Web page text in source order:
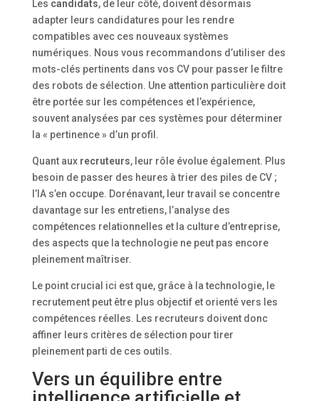
Les candidats, de leur côté, doivent désormais
adapter leurs candidatures pour les rendre
compatibles avec ces nouveaux systèmes
numériques. Nous vous recommandons d’utiliser des
mots-clés pertinents dans vos CV pour passer le filtre
des robots de sélection. Une attention particulière doit
être portée sur les compétences et l’expérience,
souvent analysées par ces systèmes pour déterminer
la « pertinence » d’un profil.
Quant aux recruteurs, leur rôle évolue également. Plus
besoin de passer des heures à trier des piles de CV ;
l’IA s’en occupe. Dorénavant, leur travail se concentre
davantage sur les entretiens, l’analyse des
compétences relationnelles et la culture d’entreprise,
des aspects que la technologie ne peut pas encore
pleinement maîtriser.
Le point crucial ici est que, grâce à la technologie, le
recrutement peut être plus objectif et orienté vers les
compétences réelles. Les recruteurs doivent donc
affiner leurs critères de sélection pour tirer
pleinement parti de ces outils.
Vers un équilibre entre